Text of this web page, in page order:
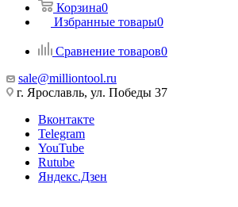
Корзина0
Избранные товары0
Сравнение товаров0
sale@milliontool.ru
г. Ярославль, ул. Победы 37
Вконтакте
Telegram
YouTube
Rutube
Яндекс.Дзен